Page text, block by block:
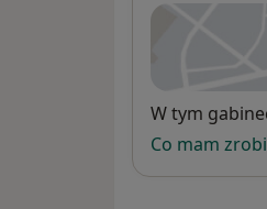
Dostępność
W tym
Co mam